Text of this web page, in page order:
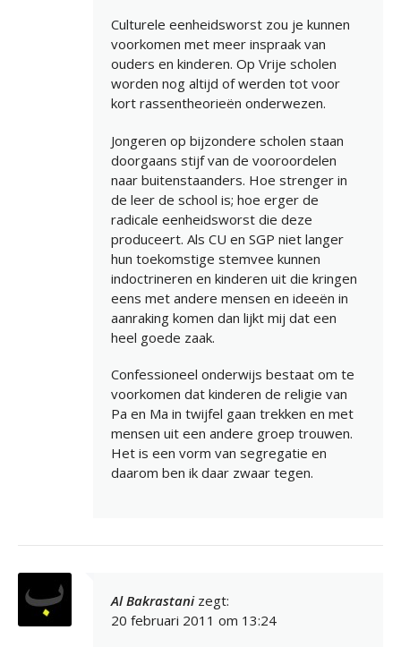
Culturele eenheidsworst zou je kunnen
voorkomen met meer inspraak van
ouders en kinderen. Op Vrije scholen
worden nog altijd of werden tot voor
kort rassentheorieën onderwezen.
Jongeren op bijzondere scholen staan
doorgaans stijf van de vooroordelen
naar buitenstaanders. Hoe strenger in
de leer de school is; hoe erger de
radicale eenheidsworst die deze
produceert. Als CU en SGP niet langer
hun toekomstige stemvee kunnen
indoctrineren en kinderen uit die kringen
eens met andere mensen en ideeën in
aanraking komen dan lijkt mij dat een
heel goede zaak.
Confessioneel onderwijs bestaat om te
voorkomen dat kinderen de religie van
Pa en Ma in twijfel gaan trekken en met
mensen uit een andere groep trouwen.
Het is een vorm van segregatie en
daarom ben ik daar zwaar tegen.
Al Bakrastani zegt:
20 februari 2011 om 13:24